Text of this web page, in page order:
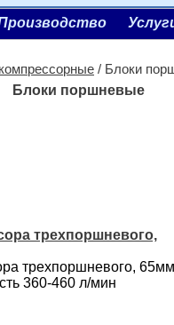
/ Блоки
Блоки поршневые
трехпоршневого,
трехпоршневого, 65мм
360-460 л/мин